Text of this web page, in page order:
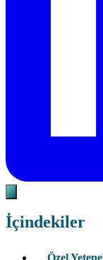
İçindekiler